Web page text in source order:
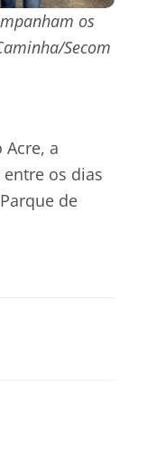
os
Secom
a
entre os dias
de